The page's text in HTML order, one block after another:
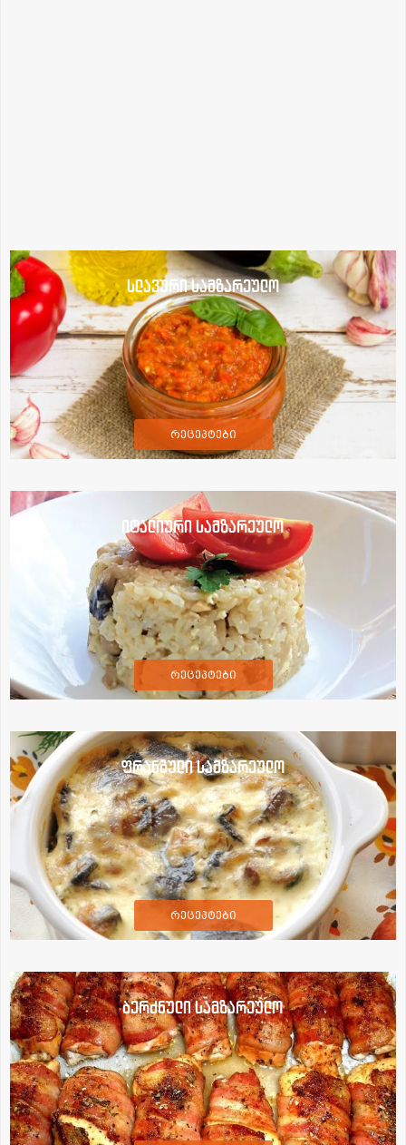
სლავური სამზარეულო
რეცეპტები
იტალიური სამზარეულო
რეცეპტები
ფრანგული სამზარეულო
რეცეპტები
ბერძნული სამზარეულო